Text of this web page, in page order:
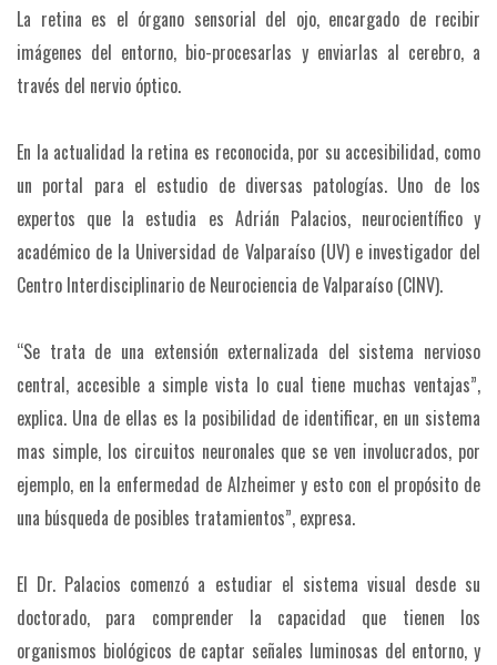
La retina es el órgano sensorial del ojo, encargado de recibir
imágenes del entorno, bio-procesarlas y enviarlas al cerebro, a
través del nervio óptico.
En la actualidad la retina es reconocida, por su accesibilidad, como
un portal para el estudio de diversas patologías. Uno de los
expertos que la estudia es Adrián Palacios, neurocientífico y
académico de la Universidad de Valparaíso (UV) e investigador del
Centro Interdisciplinario de Neurociencia de Valparaíso (CINV).
“Se trata de una extensión externalizada del sistema nervioso
central, accesible a simple vista lo cual tiene muchas ventajas”,
explica. Una de ellas es la posibilidad de identificar, en un sistema
mas simple, los circuitos neuronales que se ven involucrados, por
ejemplo, en la enfermedad de Alzheimer y esto con el propósito de
una búsqueda de posibles tratamientos”, expresa.
El Dr. Palacios comenzó a estudiar el sistema visual desde su
doctorado, para comprender la capacidad que tienen los
organismos biológicos de captar señales luminosas del entorno, y